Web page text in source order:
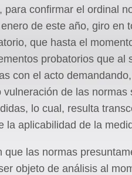
para confirmar el ordinal
de este año, giro en
que hasta el
probatorios que al
con el acto
de las normas
lo cual, resulta
la aplicabilidad de la
que las normas
objeto de análisis al